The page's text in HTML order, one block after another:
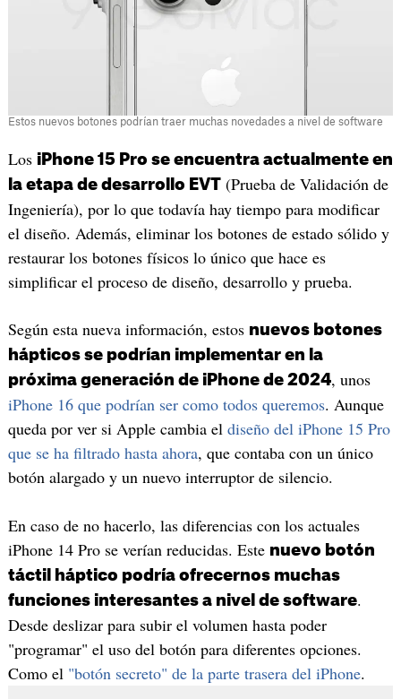
Estos nuevos botones podrían traer muchas novedades a nivel de software
Los iPhone 15 Pro se encuentra actualmente en
la etapa de desarrollo EVT(Prueba de Validación de
Ingeniería), por lo que todavía hay tiempo para modificar
el diseño. Además, eliminar los botones de estado sólido y
restaurar los botones físicos lo único que hace es
simplificar el proceso de diseño, desarrollo y prueba.
Según esta nueva información, estos nuevos botones
hápticos se podrían implementar en la
próxima generación de iPhone de 2024, unos
iPhone 16 que podrían ser como todos queremos. Aunque
queda por ver si Apple cambia el diseño del iPhone 15 Pro
que se ha filtrado hasta ahora, que contaba con un único
botón alargado y un nuevo interruptor de silencio.
En caso de no hacerlo, las diferencias con los actuales
iPhone 14 Pro se verían reducidas. Este nuevo botón
táctil háptico podría ofrecernos muchas
funciones interesantes a nivel de software.
Desde deslizar para subir el volumen hasta poder
"programar" el uso del botón para diferentes opciones.
Como el "botón secreto" de la parte trasera del iPhone.